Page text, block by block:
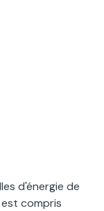
d'énergie de
compris